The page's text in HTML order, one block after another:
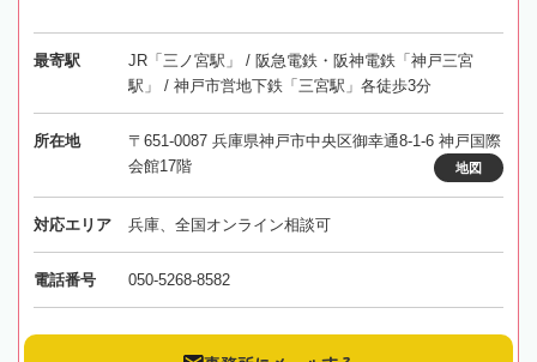
最寄駅
JR「三ノ宮駅」 / 阪急電鉄・阪神電鉄「神戸三宮
駅」 / 神戸市営地下鉄「三宮駅」各徒歩3分
所在地
〒651-0087 兵庫県神戸市中央区御幸通8-1-6 神戸国際
会館17階
地図
対応エリア 兵庫、全国オンライン相談可
電話番号 050-5268-8582